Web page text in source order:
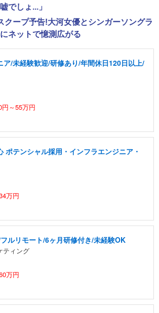
でしょ...」
クープ予告!大河女優とシンガーソングラ
ネットで憶測広がる
ア/未経験歓迎/研修あり/年間休日120日以上/
円～55万円
ポテンシャル採用・インフラエンジニア・
万円
ルリモート/6ヶ月研修付き/未経験OK
ティング
万円